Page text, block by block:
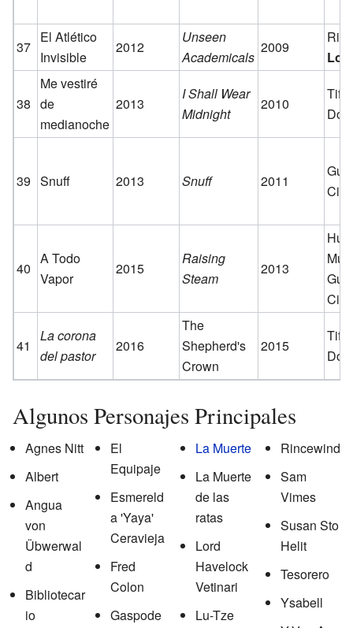
37
El Atlético
Invisible
2012
Unseen
Academicals
2009
Los
38
Me vestiré
de
medianoche
2013
I Shall Wear
Midnight
2010
39 Snuff 2013 Snuff 2011
40
A Todo
Vapor
2015
Raising
Steam
2013
41
La corona
del pastor
2016
The
Shepherd's
Crown
2015
Algunos Personajes Principales
Agnes Nitt
Albert
Angua
von
Übwerwal
d
Bibliotecar
io
El
Equipaje
Esmereld
a 'Yaya'
Ceravieja
Fred
Colon
Gaspode
La Muerte
La Muerte
de las
ratas
Lord
Havelock
Vetinari
Lu-Tze
Rincewind
Sam
Vimes
Susan Sto
Helit
Tesorero
Ysabell